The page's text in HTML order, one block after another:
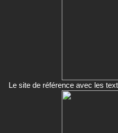
Le site de référence avec les